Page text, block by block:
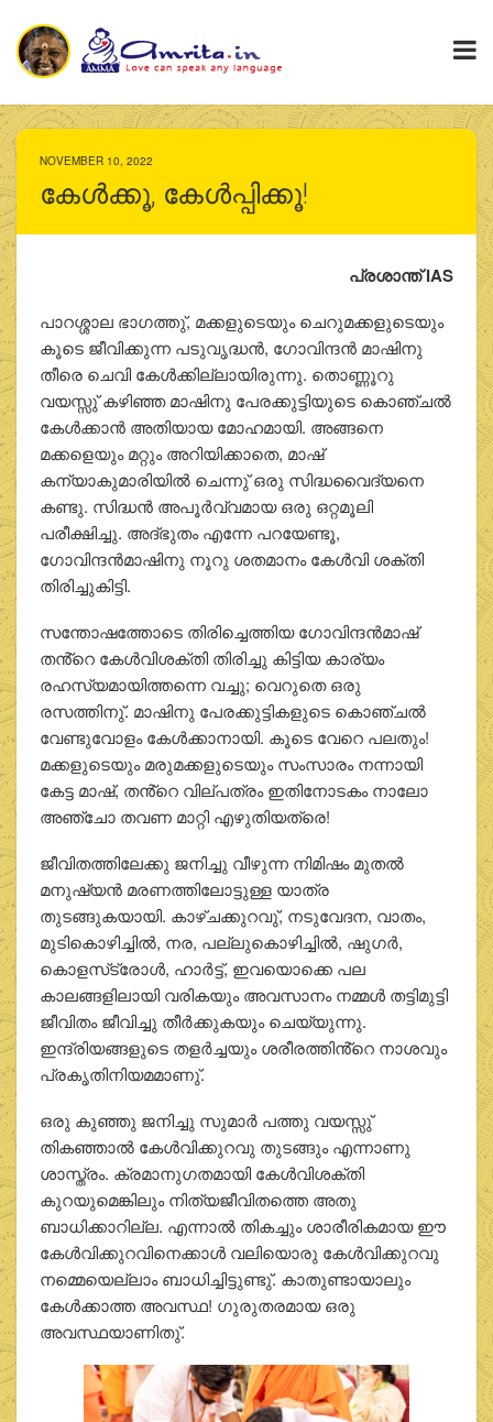
NOVEMBER 10, 2022
കേള്‍ക്കൂ, കേള്‍പ്പിക്കൂ!
പ്രശാന്ത് IAS
പാറശ്ശാല ഭാഗത്തു്, മക്കളുടെയും ചെറുമക്കളുടെയും
കൂടെ ജീവിക്കുന്ന പടുവൃദ്ധന്‍, ഗോവിന്ദന്‍ മാഷിനു
തീരെ ചെവി കേള്‍ക്കില്ലായിരുന്നു. തൊണ്ണൂറു
വയസ്സു് കഴിഞ്ഞ മാഷിനു പേരക്കുട്ടിയുടെ കൊഞ്ചല്‍
കേള്‍ക്കാന്‍ അതിയായ മോഹമായി. അങ്ങനെ
മക്കളെയും മറ്റും അറിയിക്കാതെ, മാഷ്
കന്യാകുമാരിയില്‍ ചെന്നു് ഒരു സിദ്ധവൈദ്യനെ
കണ്ടു. സിദ്ധന്‍ അപൂര്‍വ്വമായ ഒരു ഒറ്റമൂലി
പരീക്ഷിച്ചു. അദ്ഭുതം എന്നേ പറയേണ്ടൂ,
ഗോവിന്ദന്‍മാഷിനു നൂറു ശതമാനം കേള്‍വി ശക്തി
തിരിച്ചുകിട്ടി.
സന്തോഷത്തോടെ തിരിച്ചെത്തിയ ഗോവിന്ദന്‍മാഷ്
തൻ്റെ കേള്‍വിശക്തി തിരിച്ചു കിട്ടിയ കാര്യം
രഹസ്യമായിത്തന്നെ വച്ചു; വെറുതെ ഒരു
രസത്തിനു്. മാഷിനു പേരക്കുട്ടികളുടെ കൊഞ്ചല്‍
വേണ്ടുവോളം കേള്‍ക്കാനായി. കൂടെ വേറെ പലതും!
മക്കളുടെയും മരുമക്കളുടെയും സംസാരം നന്നായി
കേട്ട മാഷ്, തൻ്റെ വില്പത്രം ഇതിനോടകം നാലോ
അഞ്ചോ തവണ മാറ്റി എഴുതിയത്രെ!
ജീവിതത്തിലേക്കു ജനിച്ചു വീഴുന്ന നിമിഷം മുതല്‍
മനുഷ്യന്‍ മരണത്തിലോട്ടുള്ള യാത്ര
തുടങ്ങുകയായി. കാഴ്ചക്കുറവു്, നടുവേദന, വാതം,
മുടികൊഴിച്ചില്‍, നര, പല്ലുകൊഴിച്ചില്‍, ഷുഗര്‍,
കൊളസ്‌ട്രോള്‍, ഹാര്‍ട്ട്, ഇവയൊക്കെ പല
കാലങ്ങളിലായി വരികയും അവസാനം നമ്മള്‍ തട്ടിമുട്ടി
ജീവിതം ജീവിച്ചു തീര്‍ക്കുകയും ചെയ്യുന്നു.
ഇന്ദ്രിയങ്ങളുടെ തളര്‍ച്ചയും ശരീരത്തിൻ്റെ നാശവും
പ്രകൃതിനിയമമാണു്.
ഒരു കുഞ്ഞു ജനിച്ചു സുമാര്‍ പത്തു വയസ്സു്
തികഞ്ഞാല്‍ കേള്‍വിക്കുറവു തുടങ്ങും എന്നാണു
ശാസ്ത്രം. ക്രമാനുഗതമായി കേള്‍വിശക്തി
കുറയുമെങ്കിലും നിത്യജീവിതത്തെ അതു
ബാധിക്കാറില്ല. എന്നാല്‍ തികച്ചും ശാരീരികമായ ഈ
കേള്‍വിക്കുറവിനെക്കാള്‍ വലിയൊരു കേള്‍വിക്കുറവു
നമ്മെയെല്ലാം ബാധിച്ചിട്ടുണ്ടു്. കാതുണ്ടായാലും
കേള്‍ക്കാത്ത അവസ്ഥ! ഗുരുതരമായ ഒരു
അവസ്ഥയാണിതു്.